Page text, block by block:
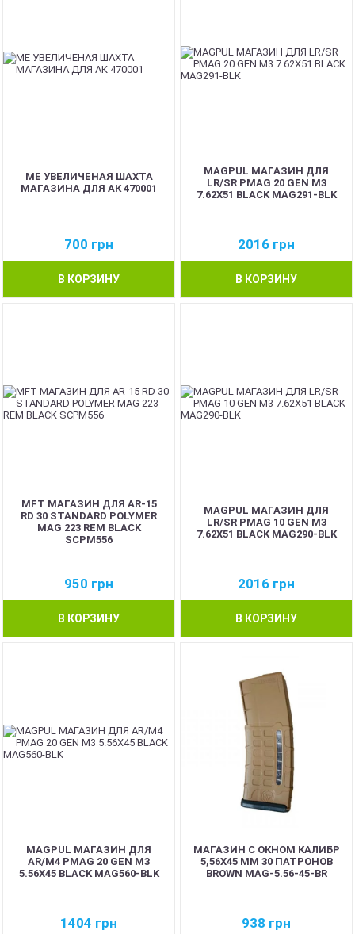
ME УВЕЛИЧЕНАЯ ШАХТА
МАГАЗИНА ДЛЯ АК 470001
700 грн
В КОРЗИНУ
MAGPUL МАГАЗИН ДЛЯ
LR/SR PMAG 20 GEN M3
7.62X51 BLACK MAG291-BLK
2016 грн
В КОРЗИНУ
MFT МАГАЗИН ДЛЯ AR-15
RD 30 STANDARD POLYMER
MAG 223 REM BLACK
SCPM556
950 грн
В КОРЗИНУ
MAGPUL МАГАЗИН ДЛЯ
LR/SR PMAG 10 GEN M3
7.62X51 BLACK MAG290-BLK
2016 грн
В КОРЗИНУ
MAGPUL МАГАЗИН ДЛЯ
AR/M4 PMAG 20 GEN M3
5.56X45 BLACK MAG560-BLK
1404 грн
МАГАЗИН С ОКНОМ КАЛИБР
5,56Х45 ММ 30 ПАТРОНОВ
BROWN MAG-5.56-45-BR
938 грн